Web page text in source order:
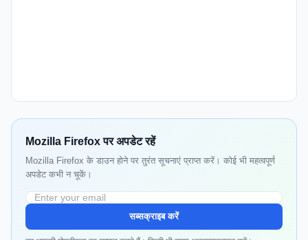
Mozilla Firefox पर अपडेट रहें
Mozilla Firefox के डाउन होने पर तुरंत सूचनाएं प्राप्त करें। कोई भी महत्वपूर्ण
अपडेट कभी न चूकें।
सब्सक्राइब करें